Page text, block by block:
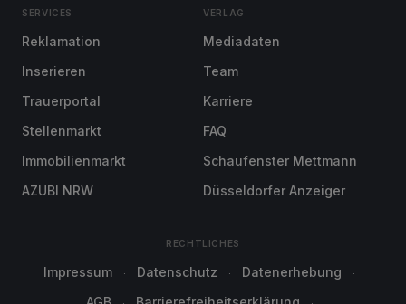
SERVICES
Reklamation
Inserieren
Trauerportal
Stellenmarkt
Immobilienmarkt
AZUBI NRW
VERLAG
Mediadaten
Team
Karriere
FAQ
Schaufenster Mettmann
Düsseldorfer Anzeiger
RECHTLICHES
Impressum Datenschutz
Datenerhebung